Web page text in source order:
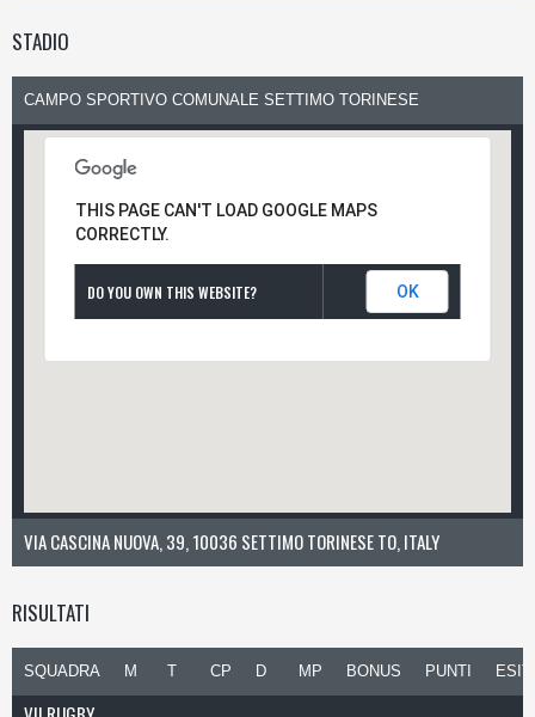
STADIO
CAMPO SPORTIVO COMUNALE SETTIMO TORINESE
THIS PAGE CAN'T LOAD GOOGLE MAPS
CORRECTLY.
DO YOU OWN THIS WEBSITE? OK
VIA CASCINA NUOVA, 39, 10036 SETTIMO TORINESE TO, ITALY
RISULTATI
SQUADRA M T CP D MP BONUS PUNTI